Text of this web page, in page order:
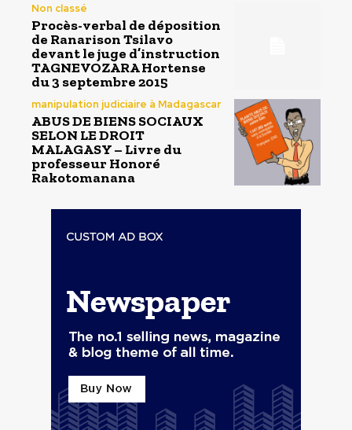
Non classé
Procès-verbal de déposition
de Ranarison Tsilavo
devant le juge d’instruction
TAGNEVOZARA Hortense
du 3 septembre 2015
manipulation judiciaire à Madagascar
ABUS DE BIENS SOCIAUX
SELON LE DROIT
MALAGASY – Livre du
professeur Honoré
Rakotomanana